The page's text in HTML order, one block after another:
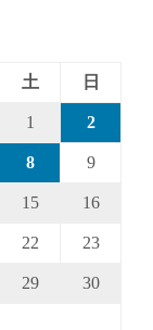
土 日
1 2
8 9
15 16
22 23
29 30